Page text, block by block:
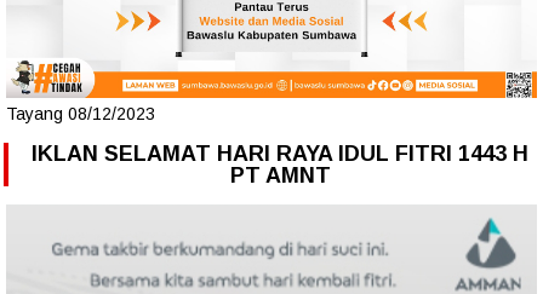
Tayang 08/12/2023
IKLAN SELAMAT HARI RAYA IDUL FITRI 1443 H
PT AMNT